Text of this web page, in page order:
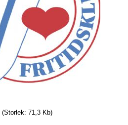
(Storlek: 71,3 Kb)